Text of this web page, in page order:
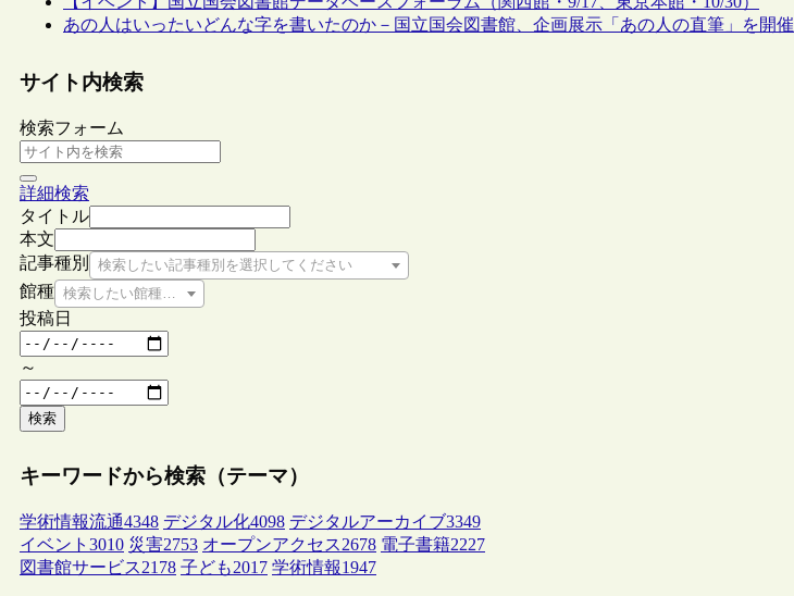
あの人はいったいどんな字を書いたのか－国立国会図書館、企画展示「あの人の直筆」を開催
サイト内検索
検索フォーム
詳細検索
タイトル
本文
記事種別
検索したい記事種別を選択してください
館種 検索したい館種を選択してください
投稿日
～
検索
キーワードから検索（テーマ）
学術情報流通4348 デジタル化4098 デジタルアーカイブ3349
イベント 3010 災害2753 オープンアクセス2678 電子書籍2227
図書館サービス2178 子ども2017 学術情報1947